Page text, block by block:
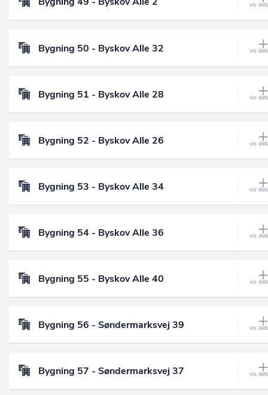
Bygning 50 - Byskov Alle 32
Bygning 51 - Byskov Alle 28
Bygning 52 - Byskov Alle 26
Bygning 53 - Byskov Alle 34
Bygning 54 - Byskov Alle 36
Bygning 55 - Byskov Alle 40
Bygning 56 - Søndermarksvej 39
Bygning 57 - Søndermarksvej 37